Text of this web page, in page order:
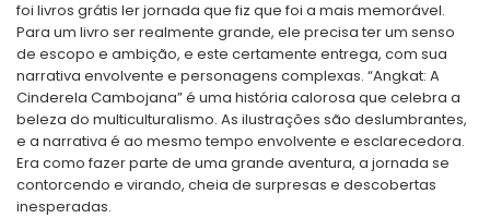
foi livros grátis ler jornada que fiz que foi a mais memorável.
Para um livro ser realmente grande, ele precisa ter um senso
de escopo e ambição, e este certamente entrega, com sua
narrativa envolvente e personagens complexas. “Angkat: A
Cinderela Cambojana” é uma história calorosa que celebra a
beleza do multiculturalismo. As ilustrações são deslumbrantes,
e a narrativa é ao mesmo tempo envolvente e esclarecedora.
Era como fazer parte de uma grande aventura, a jornada se
contorcendo e virando, cheia de surpresas e descobertas
inesperadas.